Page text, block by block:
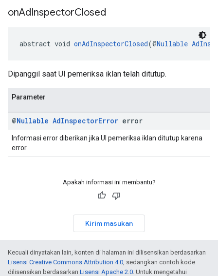
onAdInspectorClosed
abstract void onAdInspectorClosed(@Nullable
Dipanggil saat UI pemeriksa iklan telah ditutup.
Parameter
@Nullable AdInspectorError error
Informasi error diberikan jika UI pemeriksa iklan ditutup karena
error.
Apakah informasi ini membantu?
Kirim masukan
Kecuali dinyatakan lain, konten di halaman ini dilisensikan berdasarkan
Lisensi Creative Commons Attribution 4.0, sedangkan contoh kode
dilisensikan berdasarkan Lisensi Apache 2.0. Untuk mengetahui